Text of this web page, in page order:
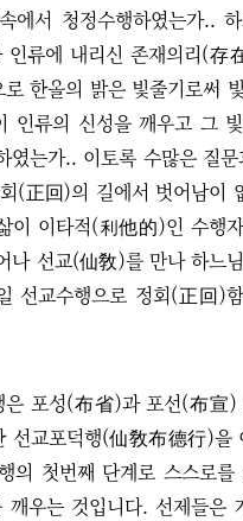
에서 청정수행하였는가..
인류에 내리신 존재의리(存
한올의 밝은 빛줄기로써
인류의 신성을 깨우고 그
였는가.. 이토록 수많은 질
(正回)의 길에서 벗어남이
이 이타적(利他的)인 수행
나 선교(仙敎)를 만나 하느
선교수행으로 정회(正回)
은 포성(布省)과 포선(布宣)
선교포덕행(仙敎布德行)을
의 첫번째 단계로 스스로
우는 것입니다. 선제들은